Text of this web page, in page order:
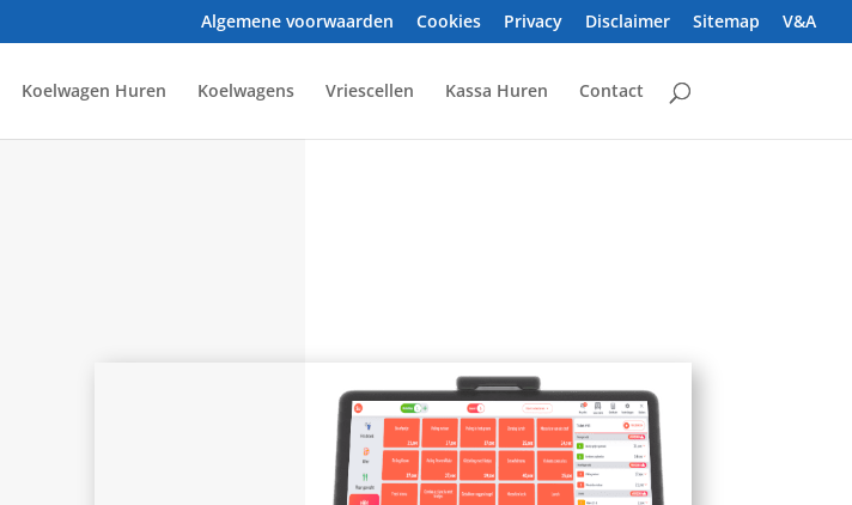
Algemene voorwaarden Cookies Privacy Disclaimer Sitemap V&A
Koelwagen Huren Koelwagens Vriescellen Kassa Huren Contact